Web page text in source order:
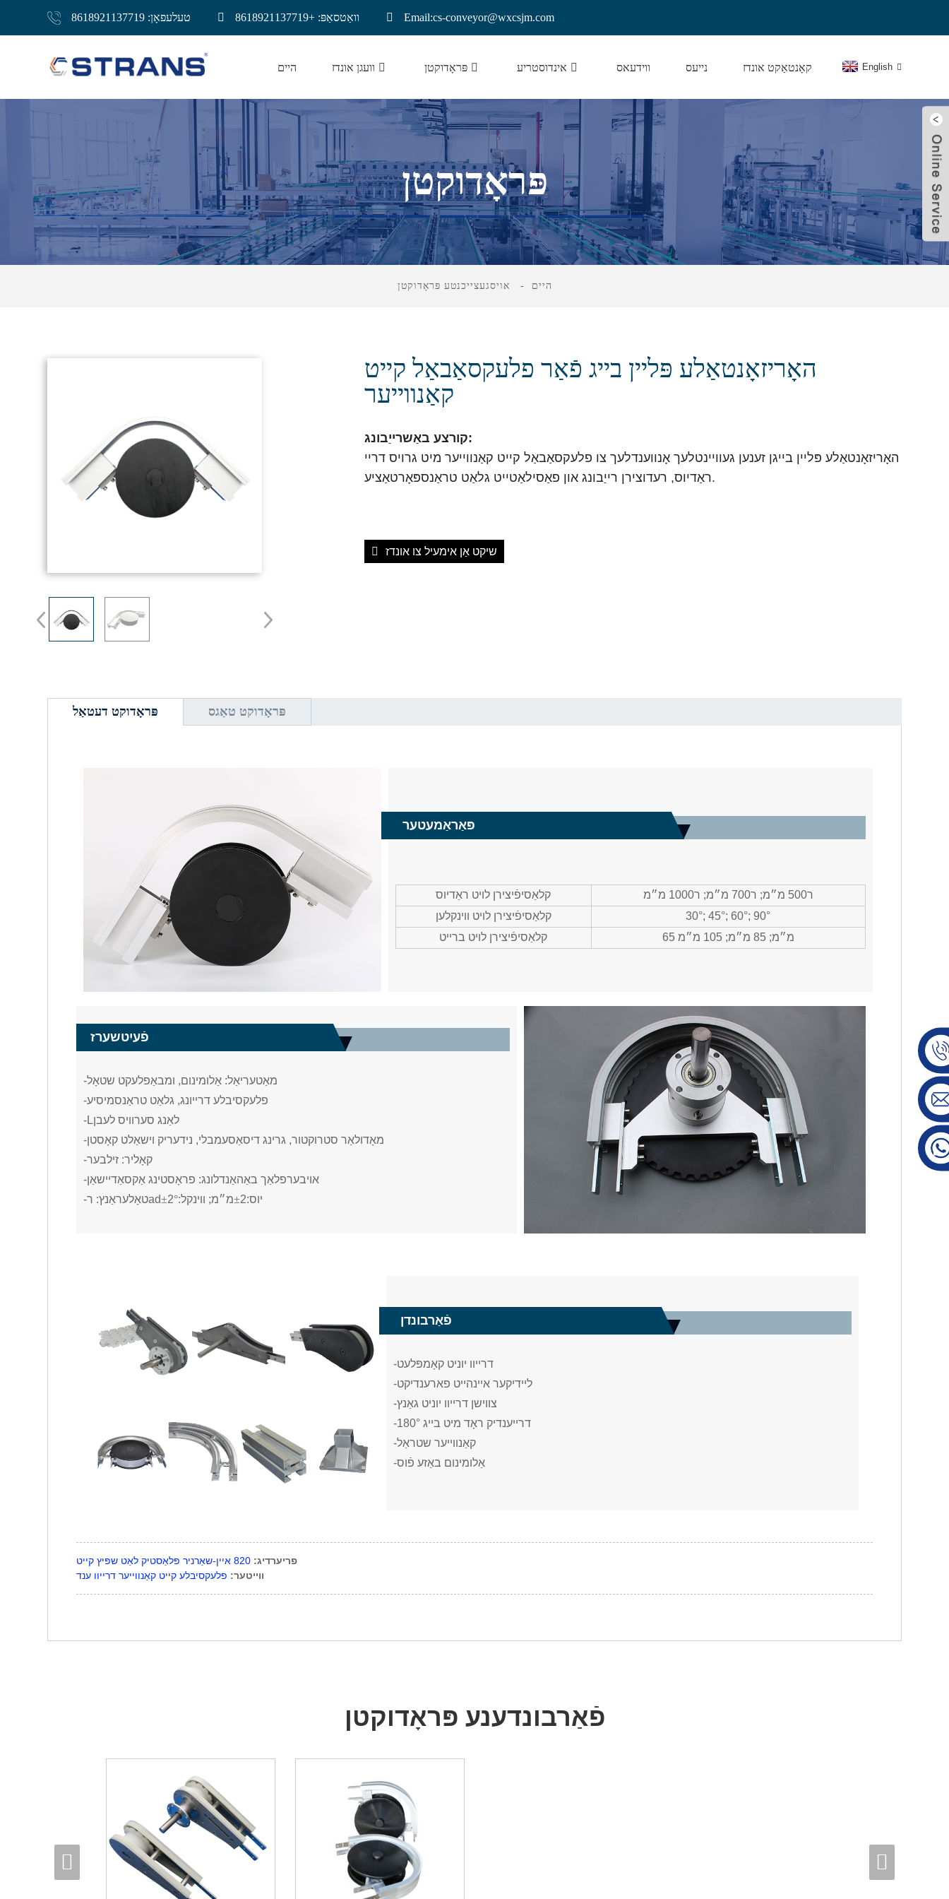
טעלעפאָן: 8618921137719 וואַטסאַפּ: +8618921137719 Email:cs-conveyor@wxcsjm.com
היים וועגן אונדז פּראָדוקטן אינדוסטריע ווידעאס נייעס קאָנטאַקט אונדז English
פּראָדוקטן
היים אויסגעצייכנטע פּראָדוקטן
האָריזאָנטאַלע פּליין בייג פֿאַר פלעקסאַבאַל קייט
קאַנווייער
קורצע באַשרייַבונג:
האָריזאָנטאַלע פּליין בייגן זענען געוויינטלעך אָנווענדלעך צו פלעקסאַבאַל קייט קאַנווייער מיט גרויס דריי
ראַדיוס, רעדוצירן רייַבונג און פאַסילאַטייט גלאַט טראַנספּאָרטאַציע.
שיקט אַן אימעיל צו אונדז
פּראָדוקט דעטאַל פּראָדוקט טאַגס
פּאַראַמעטער
קלאַסיפֿיצירן לויט ראַדיוס
ר500 מ״מ; ר700 מ״מ; ר1000 מ״מ
קלאַסיפֿיצירן לויט ווינקלען
30°; 45°; 60°; 90°
קלאַסיפֿיצירן לויט ברייט
65 מ״מ; 85 מ״מ; 105 מ״מ
פֿעיִטשערז
-מאַטעריאַל: אַלומינום, ומבאַפלעקט שטאָל
-פלעקסיבלע דרייונג, גלאַט טראַנסמיסיע
-Lלאַנג סערוויס לעבן
-מאָדולאַר סטרוקטור, גרינג דיסאַסעמבלי, נידעריק וישאַלט קאָסטן
-קאָליר: זילבער
-אויבערפלאַך באַהאַנדלונג: פראָסטינג אַקסאַדיישאַן
-טאָלעראַנץ: רad יוס: ±2 מ״מ; ווינקל: ±2°
פֿאַרבונדן
-דרייוו יוניט קאָמפּלעט
-ליידיקער איינהייט פארענדיקט
-צווישן דרייוו יוניט גאַנץ
-180° דרייענדיק ראָד מיט בייג
-קאַנווייער שטראַל
-אַלומינום באַזע פֿוס
פריערדיג: 820 איין-שאַרניר פּלאַסטיק לאַט שפּיץ קייט
ווייטער: פלעקסיבלע קייט קאַנווייער דרייוו ענד
פֿאַרבונדענע פּראָדוקטן